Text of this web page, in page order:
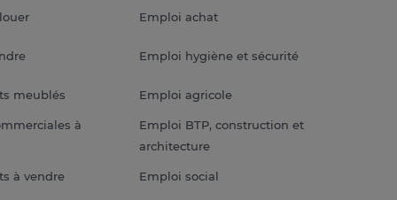
meublés
à
à vendre
Emploi achat
Emploi hygiène et sécurité
Emploi agricole
Emploi BTP, construction et
architecture
Emploi social